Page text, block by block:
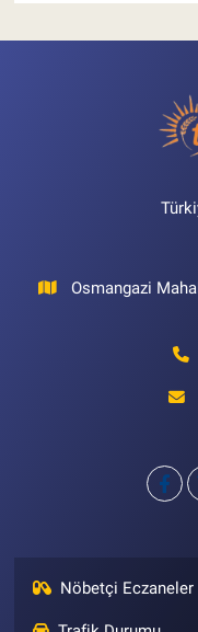
Osmangazi
Nöbetçi Eczaneler